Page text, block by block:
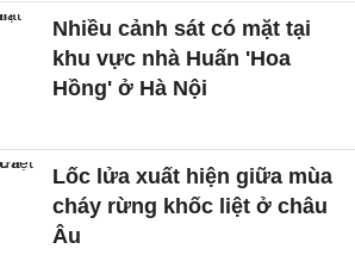
Nhiều cảnh sát có mặt tại
khu vực nhà Huấn 'Hoa
Hồng' ở Hà Nội
Lốc lửa xuất hiện giữa mùa
cháy rừng khốc liệt ở châu
Âu